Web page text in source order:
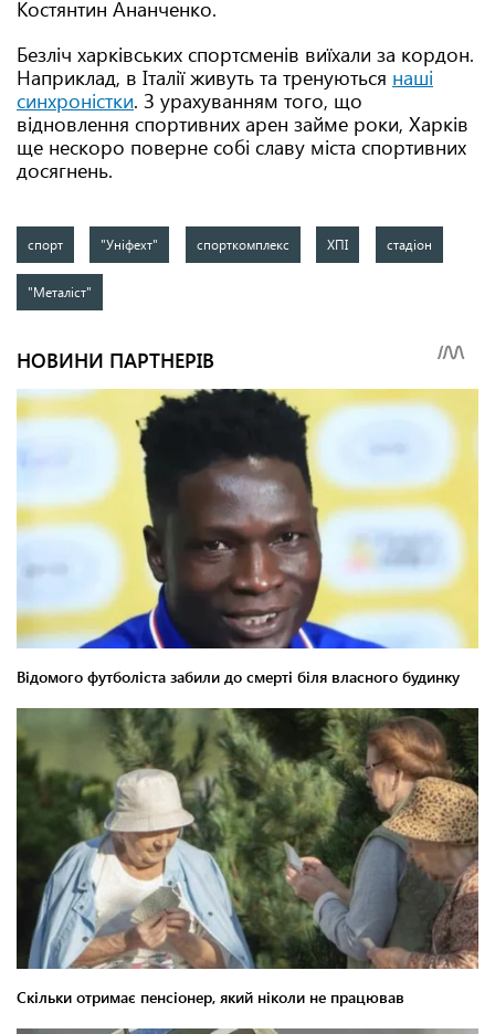
Костянтин Ананченко.
Безліч харківських спортсменів виїхали за кордон.
Наприклад, в Італії живуть та тренуються наші
синхроністки. З урахуванням того, що
відновлення спортивних арен займе роки, Харків
ще нескоро поверне собі славу міста спортивних
досягнень.
спорт "Уніфехт" спорткомплекс ХПІ стадіон
"Металіст"